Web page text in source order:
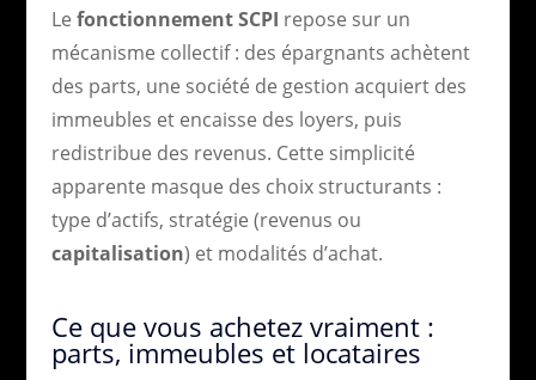
Le fonctionnement SCPI repose sur un
mécanisme collectif : des épargnants achètent
des parts, une société de gestion acquiert des
immeubles et encaisse des loyers, puis
redistribue des revenus. Cette simplicité
apparente masque des choix structurants :
type d’actifs, stratégie (revenus ou
capitalisation) et modalités d’achat.
Ce que vous achetez vraiment :
parts, immeubles et locataires